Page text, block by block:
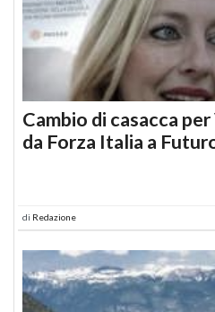
Cambio di casacca
da Forza Italia a
di Redazione